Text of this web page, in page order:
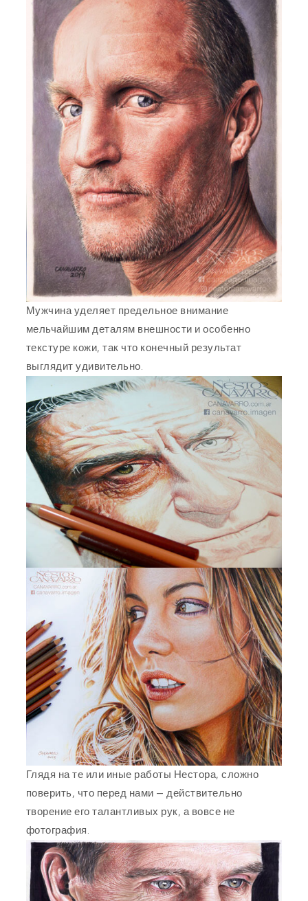
Мужчина уделяет предельное внимание
мельчайшим деталям внешности и особенно
текстуре кожи, так что конечный результат
выглядит удивительно.
Глядя на те или иные работы Нестора, сложно
поверить, что перед нами — действительно
творение его талантливых рук, а вовсе не
фотография.